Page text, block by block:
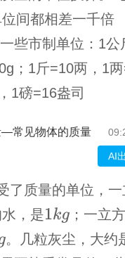
间都相差一千倍
些市制单位：1
；1斤=10两，1
1磅=16盎司
—常见物体的质量
AI
了质量的单位，
，是1 kg ；一立
。几粒灰尘，大约